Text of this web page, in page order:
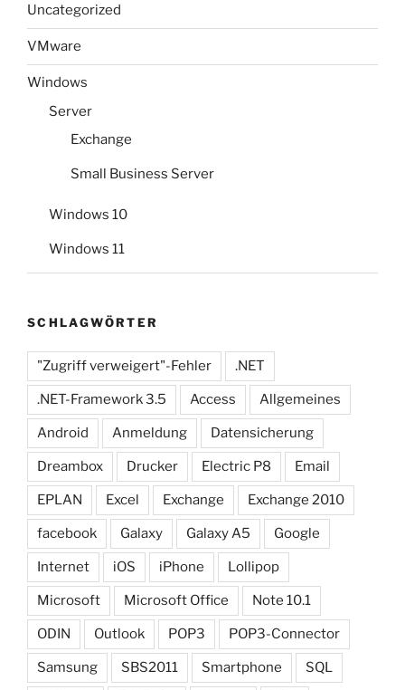
Uncategorized
VMware
Windows
Server
Exchange
Small Business Server
Windows 10
Windows 11
SCHLAGWÖRTER
"Zugriff verweigert"-Fehler .NET
.NET-Framework 3.5 Access Allgemeines
Android Anmeldung Datensicherung
Dreambox Drucker Electric P8 Email
EPLAN Excel Exchange Exchange 2010
facebook Galaxy Galaxy A5 Google
Internet iOS iPhone Lollipop
Microsoft Microsoft Office Note 10.1
ODIN Outlook POP3 POP3-Connector
Samsung SBS2011 Smartphone SQL